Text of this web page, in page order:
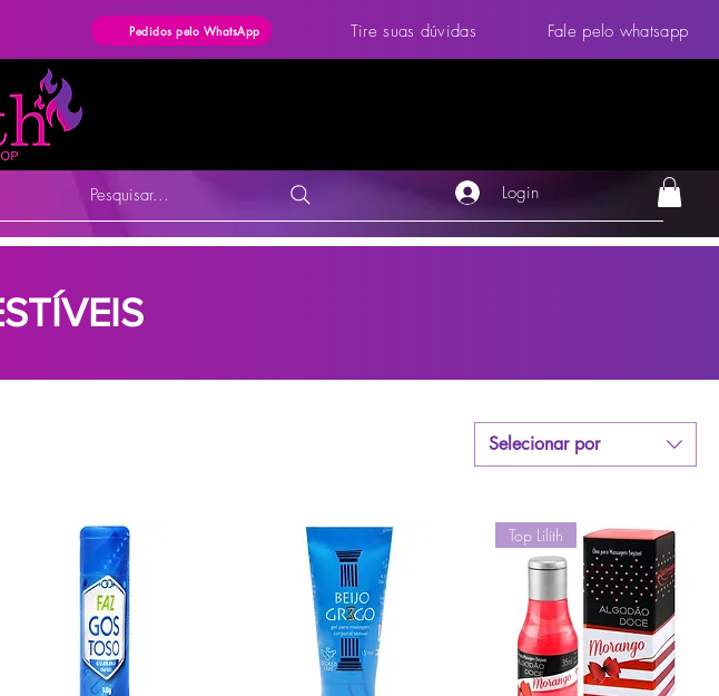
Pedidos pelo WhatsApp Tire suas dúvidas Fale pelo whatsapp
Pesquisar... Login
Selecionar por
Top Lilith